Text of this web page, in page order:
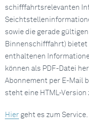
schifffahrtsrelevanten
sowie die gerade
Binnenschifffahrt) bietet
enthaltenen
können als PDF-Datei
Abonnement per E-Mail
steht eine HTML-Version
Hier geht es zum Service.